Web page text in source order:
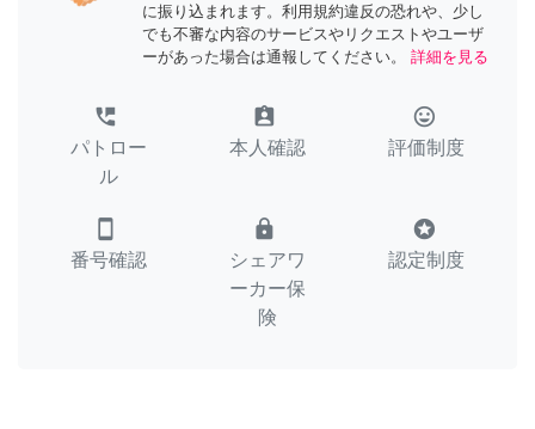
に振り込まれます。利用規約違反の恐れや、少し
でも不審な内容のサービスやリクエストやユーザ
ーがあった場合は通報してください。
詳細を見る
perm_phone_msg
パトロー
ル
assignment_ind
本人確認
tag_faces
評価制度
smartphone
番号確認
lock
シェアワ
ーカー保
険
stars
認定制度